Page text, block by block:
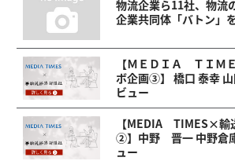
物流企業ら11社、物流
企業共同体「バトン」
【ＭＥＤＩＡ ＴＩＭ
ボ企画③】 橋口 泰幸
ビュー
【MEDIA TIMES×輸
②】中野 晋一 中野倉
ュー